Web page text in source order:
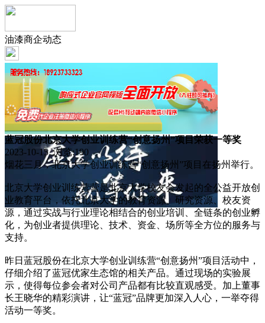
油漆商企动态
蓝冠股份北京大学创业训练营“创意扬州”项目荣获一等奖
2023-10-15 浏览:190
烟花三月，北京大学创业训练营“创意扬州”项目在扬州举行。
北京大学创业训练营营是北京大学校友会发起的全公益开放创
业教育平台，依托北京大学的教育资源、研究资源、校友资
源，通过实战与行业理论相结合的创业培训、全链条的创业孵
化，为创业者提供理论、技术、资金、场所等全方位的服务与
支持。
昨日蓝冠股份在北京大学创业训练营“创意扬州”项目活动中，
仔细介绍了蓝冠优家生态馆的相关产品。通过现场的实验展
示，使得每位参会者对公司产品都有比较直观感受。加上董事
长王晓华的精彩演讲，让“蓝冠”品牌更加深入人心，一举夺得
活动一等奖。